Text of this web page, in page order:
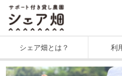
シェア畑とは？ 利